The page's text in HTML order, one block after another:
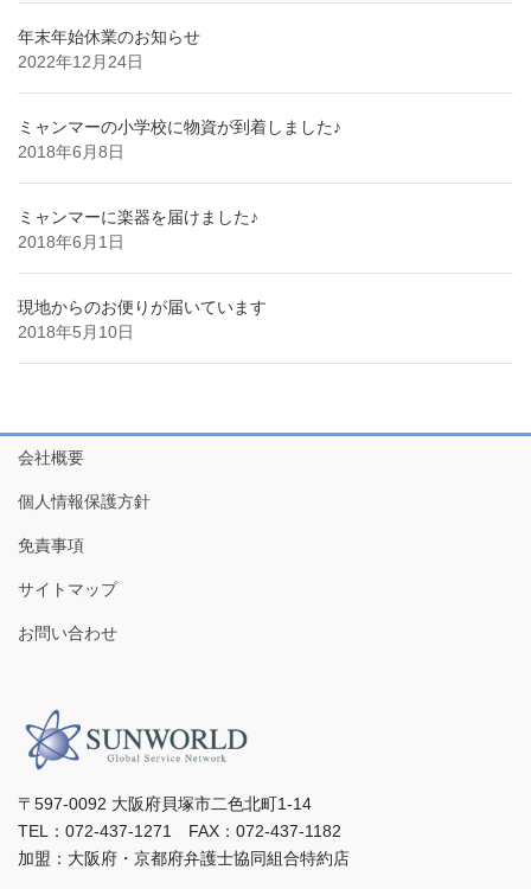
年末年始休業のお知らせ
2022年12月24日
ミャンマーの小学校に物資が到着しました♪
2018年6月8日
ミャンマーに楽器を届けました♪
2018年6月1日
現地からのお便りが届いています
2018年5月10日
会社概要
個人情報保護方針
免責事項
サイトマップ
お問い合わせ
〒597-0092 ⼤阪府⾙塚市⼆⾊北町1-14
TEL：072-437-1271 FAX：072-437-1182
加盟：⼤阪府・京都府弁護⼠協同組合特約店